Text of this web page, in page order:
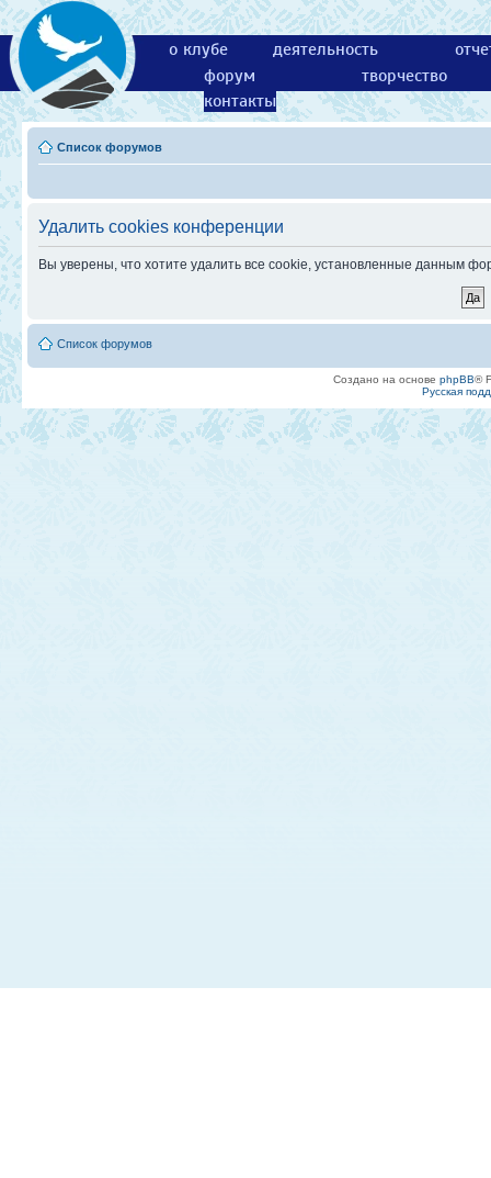
о клубе деятельность
форум
творчество
контакты
Список форумов
Удалить cookies конференции
Вы уверены, что хотите удалить все cookie, установленные данным
Список форумов
Создано на основе phpBB®
Русская